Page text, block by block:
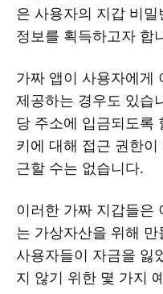
은 사용자의 지갑 비
정보를 획득하고자 합
가짜 앱이 사용자에게
제공하는 경우도 있습
당 주소에 입금되도록
키에 대해 접근 권한
근할 수는 없습니다.
이러한 가짜 지갑들은
는 가상자산을 위해
사용자들이 자금을 잃
지 않기 위한 몇 가지